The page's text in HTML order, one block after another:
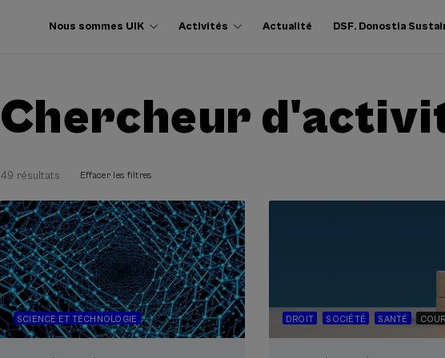
Nous sommes UIK Activités Actualité DSF. Donostia
Chercheur
49 résultats Effacer les filtres
SCIENCE ET TECHNOLOGIE DROIT SOCIÉTÉ SANTÉ